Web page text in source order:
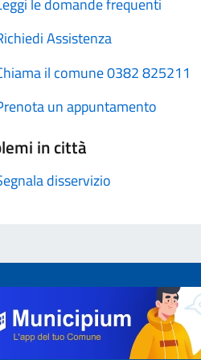
Assistenza
il comune 0382 825211
un appuntamento
in città
disservizio